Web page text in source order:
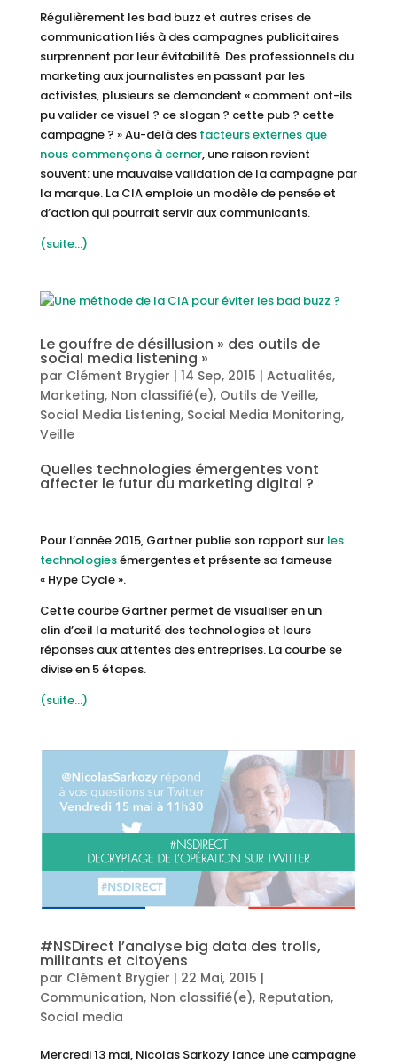
Régulièrement les bad buzz et autres crises de
communication liés à des campagnes publicitaires
surprennent par leur évitabilité. Des professionnels du
marketing aux journalistes en passant par les
activistes, plusieurs se demandent « comment ont-ils
pu valider ce visuel ? ce slogan ? cette pub ? cette
campagne ? » Au-delà des facteurs externes que
nous commençons à cerner, une raison revient
souvent: une mauvaise validation de la campagne par
la marque. La CIA emploie un modèle de pensée et
d’action qui pourrait servir aux communicants.
(suite…)
Le gouffre de désillusion » des outils de
social media listening »
par Clément Brygier | 14 Sep, 2015 | Actualités,
Marketing, Non classifié(e), Outils de Veille,
Social Media Listening, Social Media Monitoring,
Veille
Quelles technologies émergentes vont
affecter le futur du marketing digital ?
Pour l’année 2015, Gartner publie son rapport sur les
technologiesémergentes et présente sa fameuse
« Hype Cycle ».
Cette courbe Gartner permet de visualiser en un
clin d’œil la maturité des technologies et leurs
réponses aux attentes des entreprises. La courbe se
divise en 5 étapes.
(suite…)
#NSDirect l’analyse big data des trolls,
militants et citoyens
par Clément Brygier | 22 Mai, 2015 |
Communication, Non classifié(e), Reputation,
Social media
Mercredi 13 mai, Nicolas Sarkozy lance une campagne